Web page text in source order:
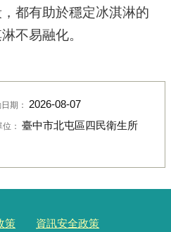
都有助於穩定冰淇淋的
不易融化。
期： 2026-08-07
： 臺中市北屯區四民衛生所
策 資訊安全政策